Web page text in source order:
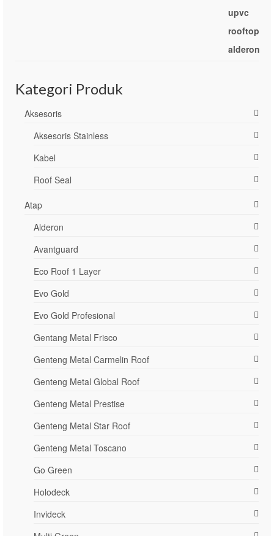
Kategori Produk
Aksesoris
Aksesoris Stainless
Kabel
Roof Seal
Atap
Alderon
Avantguard
Eco Roof 1 Layer
Evo Gold
Evo Gold Profesional
Gentang Metal Frisco
Genteng Metal Carmelin Roof
Genteng Metal Global Roof
Genteng Metal Prestise
Genteng Metal Star Roof
Genteng Metal Toscano
Go Green
Holodeck
Invideck